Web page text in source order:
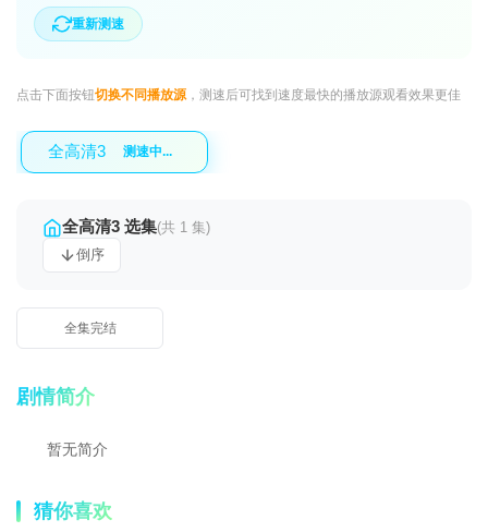
重新测速
点击下面按钮切换不同播放源，测速后可找到速度最快的播放源观看效果更佳
全高清3 测速中...
全高清3 选集(共 1 集)
倒序
全集完结
剧情简介
暂无简介
猜你喜欢